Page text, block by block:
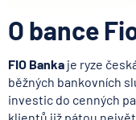
O bance
FIO Banka je ryze
běžných bankovních
investic do cenných